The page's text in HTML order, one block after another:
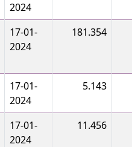
2024
17-01-
2024
181.354
17-01-
2024
5.143
17-01-
2024
11.456